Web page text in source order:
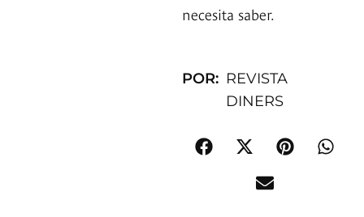
necesita saber.
POR: REVISTA
DINERS